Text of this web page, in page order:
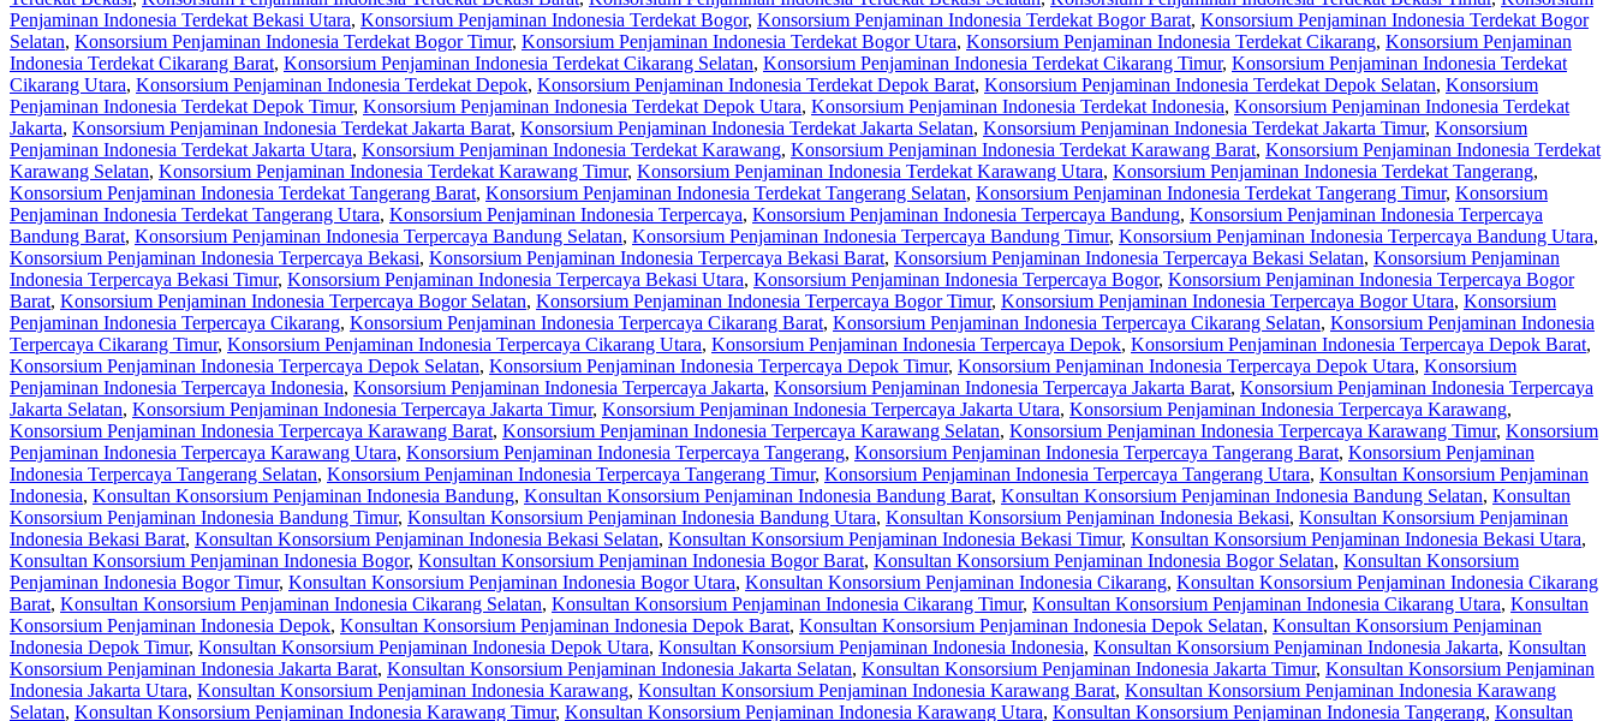
Penjaminan Indonesia Terdekat Bekasi Utara, Konsorsium Penjaminan Indonesia Terdekat Bogor, Konsorsium Penjaminan Indonesia Terdekat Bogor Barat, Konsorsium Penjaminan Indonesia Terdekat Bogor
Selatan, Konsorsium Penjaminan Indonesia Terdekat Bogor Timur, Konsorsium Penjaminan Indonesia Terdekat Bogor Utara, Konsorsium Penjaminan Indonesia Terdekat Cikarang, Konsorsium Penjaminan
Indonesia Terdekat Cikarang Barat, Konsorsium Penjaminan Indonesia Terdekat Cikarang Selatan, Konsorsium Penjaminan Indonesia Terdekat Cikarang Timur, Konsorsium Penjaminan Indonesia Terdekat
Cikarang Utara, Konsorsium Penjaminan Indonesia Terdekat Depok, Konsorsium Penjaminan Indonesia Terdekat Depok Barat, Konsorsium Penjaminan Indonesia Terdekat Depok Selatan, Konsorsium
Penjaminan Indonesia Terdekat Depok Timur, Konsorsium Penjaminan Indonesia Terdekat Depok Utara, Konsorsium Penjaminan Indonesia Terdekat Indonesia, Konsorsium Penjaminan Indonesia Terdekat
Jakarta, Konsorsium Penjaminan Indonesia Terdekat Jakarta Barat, Konsorsium Penjaminan Indonesia Terdekat Jakarta Selatan, Konsorsium Penjaminan Indonesia Terdekat Jakarta Timur, Konsorsium
Penjaminan Indonesia Terdekat Jakarta Utara, Konsorsium Penjaminan Indonesia Terdekat Karawang, Konsorsium Penjaminan Indonesia Terdekat Karawang Barat, Konsorsium Penjaminan Indonesia Terdekat
Karawang Selatan, Konsorsium Penjaminan Indonesia Terdekat Karawang Timur, Konsorsium Penjaminan Indonesia Terdekat Karawang Utara, Konsorsium Penjaminan Indonesia Terdekat Tangerang,
Konsorsium Penjaminan Indonesia Terdekat Tangerang Barat, Konsorsium Penjaminan Indonesia Terdekat Tangerang Selatan, Konsorsium Penjaminan Indonesia Terdekat Tangerang Timur, Konsorsium
Penjaminan Indonesia Terdekat Tangerang Utara, Konsorsium Penjaminan Indonesia Terpercaya, Konsorsium Penjaminan Indonesia Terpercaya Bandung, Konsorsium Penjaminan Indonesia Terpercaya
Bandung Barat, Konsorsium Penjaminan Indonesia Terpercaya Bandung Selatan, Konsorsium Penjaminan Indonesia Terpercaya Bandung Timur, Konsorsium Penjaminan Indonesia Terpercaya Bandung Utara,
Konsorsium Penjaminan Indonesia Terpercaya Bekasi, Konsorsium Penjaminan Indonesia Terpercaya Bekasi Barat, Konsorsium Penjaminan Indonesia Terpercaya Bekasi Selatan, Konsorsium Penjaminan
Indonesia Terpercaya Bekasi Timur, Konsorsium Penjaminan Indonesia Terpercaya Bekasi Utara, Konsorsium Penjaminan Indonesia Terpercaya Bogor, Konsorsium Penjaminan Indonesia Terpercaya Bogor
Barat, Konsorsium Penjaminan Indonesia Terpercaya Bogor Selatan, Konsorsium Penjaminan Indonesia Terpercaya Bogor Timur, Konsorsium Penjaminan Indonesia Terpercaya Bogor Utara, Konsorsium
Penjaminan Indonesia Terpercaya Cikarang, Konsorsium Penjaminan Indonesia Terpercaya Cikarang Barat, Konsorsium Penjaminan Indonesia Terpercaya Cikarang Selatan, Konsorsium Penjaminan Indonesia
Terpercaya Cikarang Timur, Konsorsium Penjaminan Indonesia Terpercaya Cikarang Utara, Konsorsium Penjaminan Indonesia Terpercaya Depok, Konsorsium Penjaminan Indonesia Terpercaya Depok Barat,
Konsorsium Penjaminan Indonesia Terpercaya Depok Selatan, Konsorsium Penjaminan Indonesia Terpercaya Depok Timur, Konsorsium Penjaminan Indonesia Terpercaya Depok Utara, Konsorsium
Penjaminan Indonesia Terpercaya Indonesia, Konsorsium Penjaminan Indonesia Terpercaya Jakarta, Konsorsium Penjaminan Indonesia Terpercaya Jakarta Barat, Konsorsium Penjaminan Indonesia Terpercaya
Jakarta Selatan, Konsorsium Penjaminan Indonesia Terpercaya Jakarta Timur, Konsorsium Penjaminan Indonesia Terpercaya Jakarta Utara, Konsorsium Penjaminan Indonesia Terpercaya Karawang,
Konsorsium Penjaminan Indonesia Terpercaya Karawang Barat, Konsorsium Penjaminan Indonesia Terpercaya Karawang Selatan, Konsorsium Penjaminan Indonesia Terpercaya Karawang Timur, Konsorsium
Penjaminan Indonesia Terpercaya Karawang Utara, Konsorsium Penjaminan Indonesia Terpercaya Tangerang, Konsorsium Penjaminan Indonesia Terpercaya Tangerang Barat, Konsorsium Penjaminan
Indonesia Terpercaya Tangerang Selatan, Konsorsium Penjaminan Indonesia Terpercaya Tangerang Timur, Konsorsium Penjaminan Indonesia Terpercaya Tangerang Utara, Konsultan Konsorsium Penjaminan
Indonesia, Konsultan Konsorsium Penjaminan Indonesia Bandung, Konsultan Konsorsium Penjaminan Indonesia Bandung Barat, Konsultan Konsorsium Penjaminan Indonesia Bandung Selatan, Konsultan
Konsorsium Penjaminan Indonesia Bandung Timur, Konsultan Konsorsium Penjaminan Indonesia Bandung Utara, Konsultan Konsorsium Penjaminan Indonesia Bekasi, Konsultan Konsorsium Penjaminan
Indonesia Bekasi Barat, Konsultan Konsorsium Penjaminan Indonesia Bekasi Selatan, Konsultan Konsorsium Penjaminan Indonesia Bekasi Timur, Konsultan Konsorsium Penjaminan Indonesia Bekasi Utara,
Konsultan Konsorsium Penjaminan Indonesia Bogor, Konsultan Konsorsium Penjaminan Indonesia Bogor Barat, Konsultan Konsorsium Penjaminan Indonesia Bogor Selatan, Konsultan Konsorsium
Penjaminan Indonesia Bogor Timur, Konsultan Konsorsium Penjaminan Indonesia Bogor Utara, Konsultan Konsorsium Penjaminan Indonesia Cikarang, Konsultan Konsorsium Penjaminan Indonesia Cikarang
Barat, Konsultan Konsorsium Penjaminan Indonesia Cikarang Selatan, Konsultan Konsorsium Penjaminan Indonesia Cikarang Timur, Konsultan Konsorsium Penjaminan Indonesia Cikarang Utara, Konsultan
Konsorsium Penjaminan Indonesia Depok, Konsultan Konsorsium Penjaminan Indonesia Depok Barat, Konsultan Konsorsium Penjaminan Indonesia Depok Selatan, Konsultan Konsorsium Penjaminan
Indonesia Depok Timur, Konsultan Konsorsium Penjaminan Indonesia Depok Utara, Konsultan Konsorsium Penjaminan Indonesia Indonesia, Konsultan Konsorsium Penjaminan Indonesia Jakarta, Konsultan
Konsorsium Penjaminan Indonesia Jakarta Barat, Konsultan Konsorsium Penjaminan Indonesia Jakarta Selatan, Konsultan Konsorsium Penjaminan Indonesia Jakarta Timur, Konsultan Konsorsium Penjaminan
Indonesia Jakarta Utara, Konsultan Konsorsium Penjaminan Indonesia Karawang, Konsultan Konsorsium Penjaminan Indonesia Karawang Barat, Konsultan Konsorsium Penjaminan Indonesia Karawang
Selatan, Konsultan Konsorsium Penjaminan Indonesia Karawang Timur, Konsultan Konsorsium Penjaminan Indonesia Karawang Utara, Konsultan Konsorsium Penjaminan Indonesia Tangerang, Konsultan